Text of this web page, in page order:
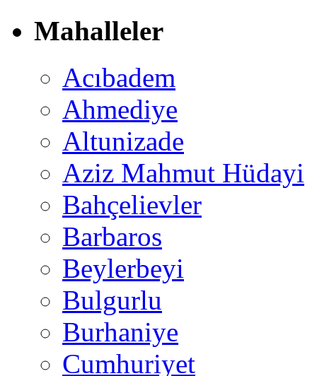
Mahalleler
Acıbadem
Ahmediye
Altunizade
Aziz Mahmut Hüdayi
Bahçelievler
Barbaros
Beylerbeyi
Bulgurlu
Burhaniye
Cumhuriyet